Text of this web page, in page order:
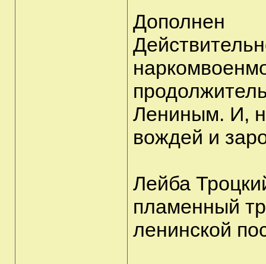
Дополнен
Лениным. И,
вождей и
Лейба
пламенный
ленинской